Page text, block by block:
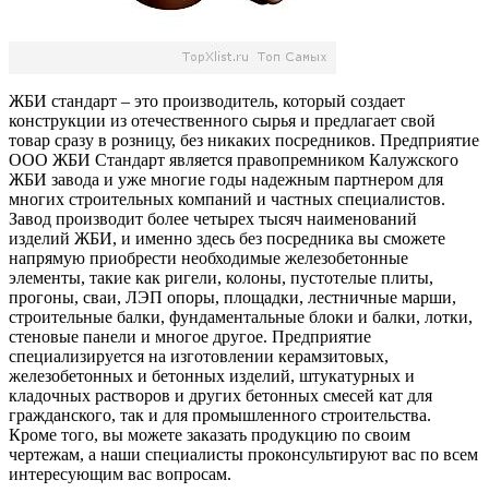
ЖБИ стандарт – это производитель, который создает
конструкции из отечественного сырья и предлагает свой
товар сразу в розницу, без никаких посредников. Предприятие
ООО ЖБИ Стандарт является правопремником Калужского
ЖБИ завода и уже многие годы надежным партнером для
многих строительных компаний и частных специалистов.
Завод производит более четырех тысяч наименований
изделий ЖБИ, и именно здесь без посредника вы сможете
напрямую приобрести необходимые железобетонные
элементы, такие как ригели, колоны, пустотелые плиты,
прогоны, сваи, ЛЭП опоры, площадки, лестничные марши,
строительные балки, фундаментальные блоки и балки, лотки,
стеновые панели и многое другое. Предприятие
специализируется на изготовлении керамзитовых,
железобетонных и бетонных изделий, штукатурных и
кладочных растворов и других бетонных смесей кат для
гражданского, так и для промышленного строительства.
Кроме того, вы можете заказать продукцию по своим
чертежам, а наши специалисты проконсультируют вас по всем
интересующим вас вопросам.